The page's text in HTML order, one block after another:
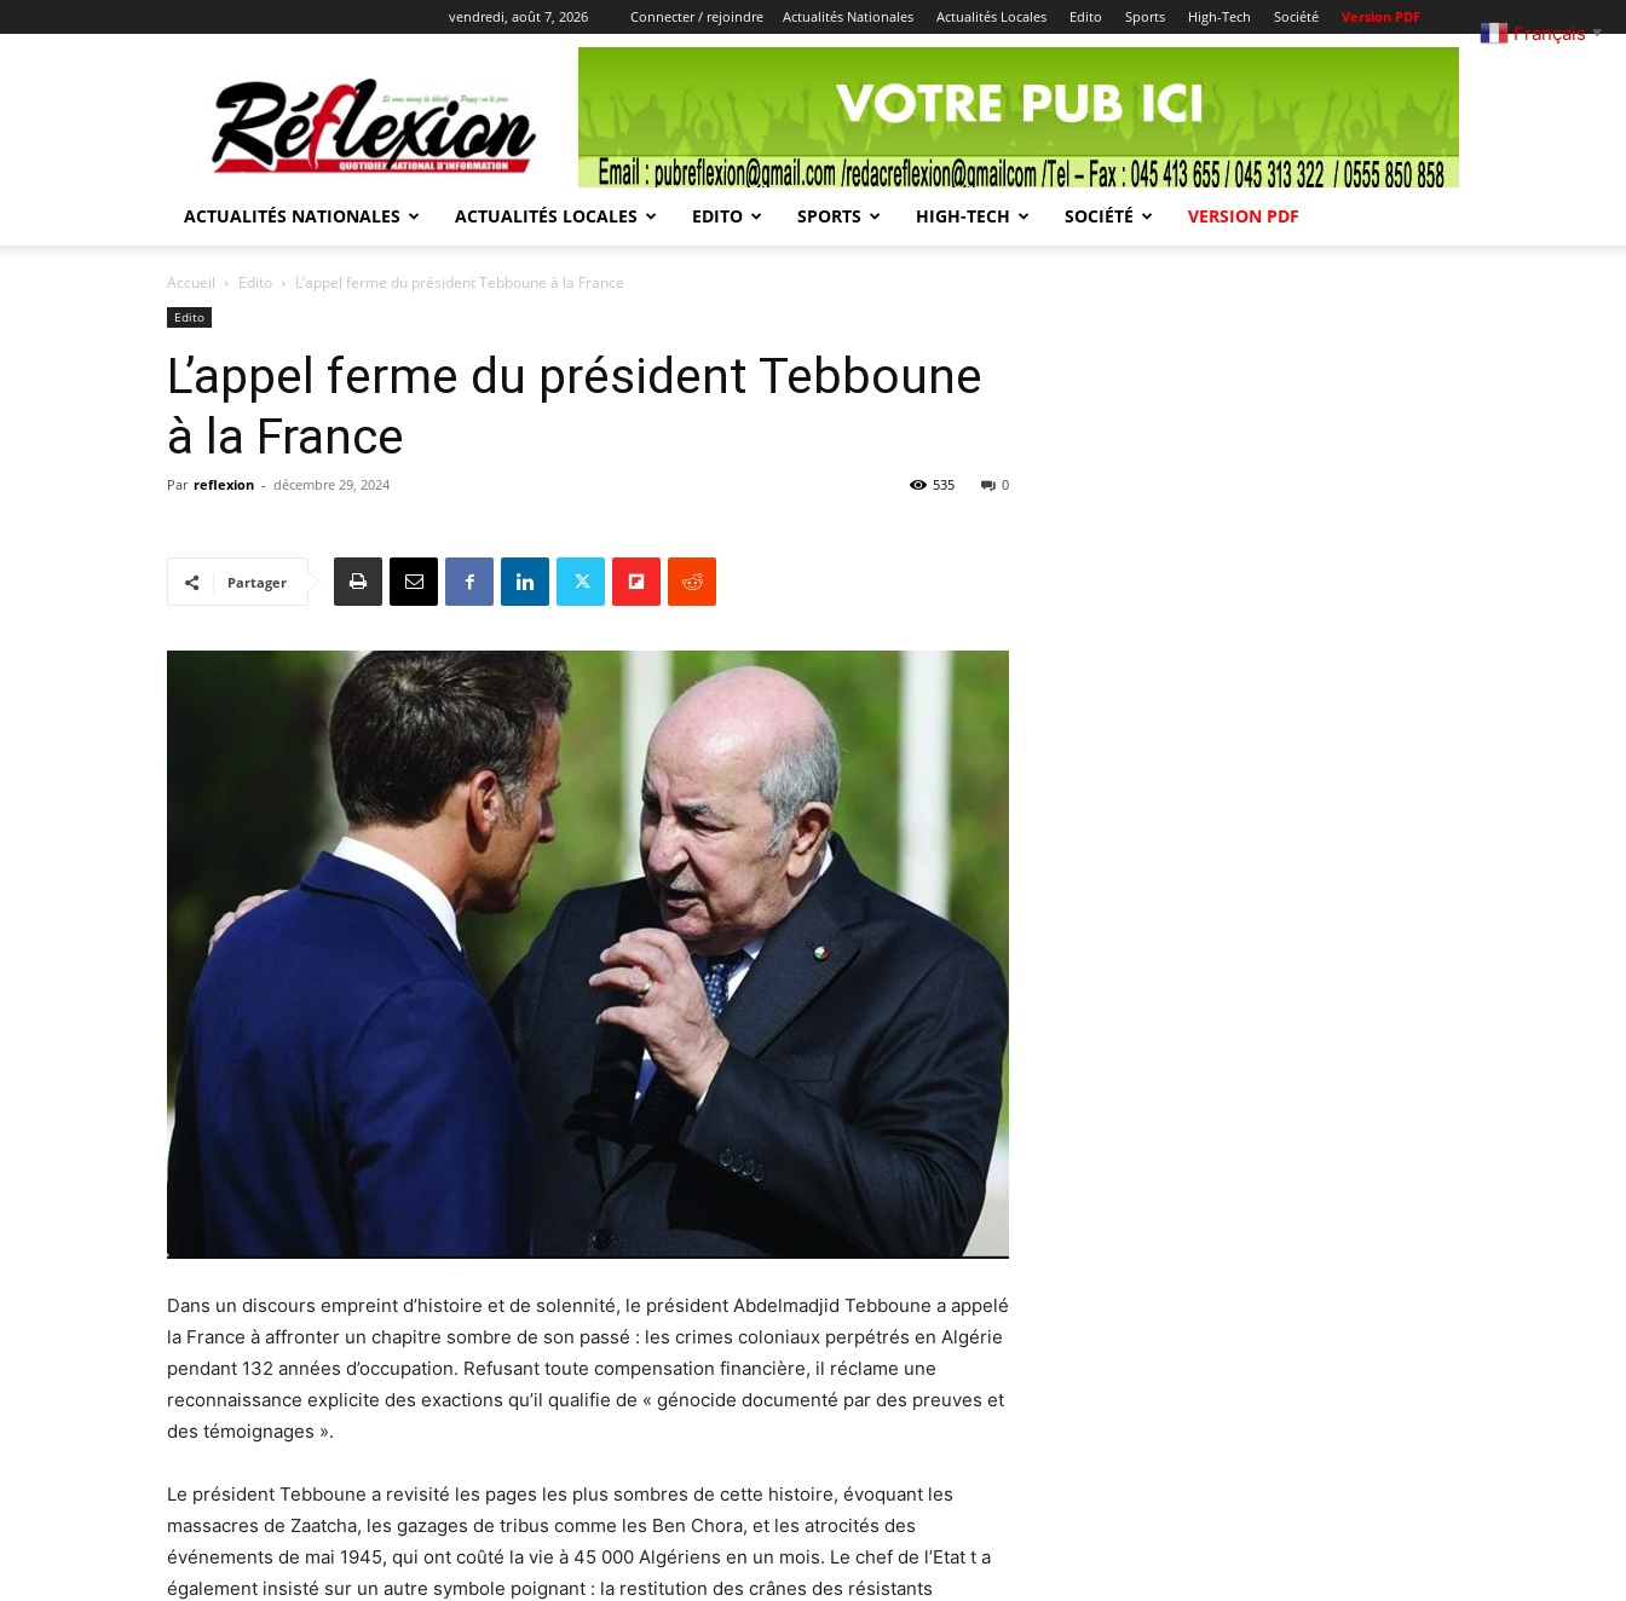
vendredi, août 7, 2026 Connecter / rejoindre Actualités Nationales Actualités Locales Edito Sports High-Tech Société Version PDF
REFLEXION
ACTUALITÉS NATIONALES ACTUALITÉS LOCALES EDITO SPORTS HIGH-TECH SOCIÉTÉ VERSION PDF
Accueil Edito L’appel ferme du président Tebboune à la France
Edito
L’appel ferme du président Tebboune
à la France
Par reflexion - décembre 29, 2024 0
535
Partager
Dans un discours empreint d’histoire et de solennité, le président Abdelmadjid Tebboune a appelé
la France à affronter un chapitre sombre de son passé : les crimes coloniaux perpétrés en Algérie
pendant 132 années d’occupation. Refusant toute compensation financière, il réclame une
reconnaissance explicite des exactions qu’il qualifie de « génocide documenté par des preuves et
des témoignages ».
Le président Tebboune a revisité les pages les plus sombres de cette histoire, évoquant les
massacres de Zaatcha, les gazages de tribus comme les Ben Chora, et les atrocités des
événements de mai 1945, qui ont coûté la vie à 45 000 Algériens en un mois. Le chef de l’Etat t a
également insisté sur un autre symbole poignant : la restitution des crânes des résistants
Français ▼